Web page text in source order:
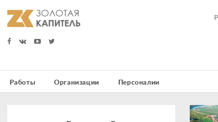
Работы Организации Персоналии